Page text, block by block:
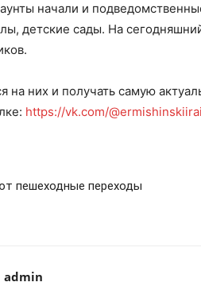
начали и
детские сады. На
на них и получать самую
https://vk.com/
пешеходные переходы
admin